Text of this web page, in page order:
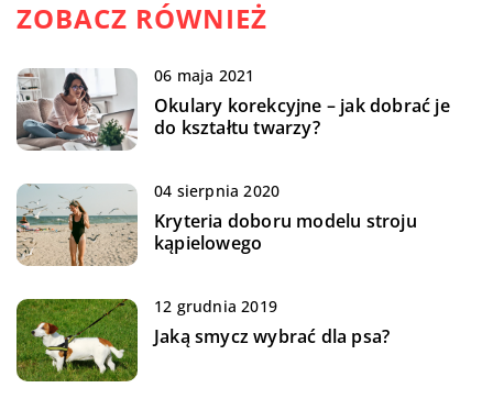
ZOBACZ RÓWNIEŻ
06 maja 2021
Okulary korekcyjne – jak dobrać je
do kształtu twarzy?
04 sierpnia 2020
Kryteria doboru modelu stroju
kąpielowego
12 grudnia 2019
Jaką smycz wybrać dla psa?